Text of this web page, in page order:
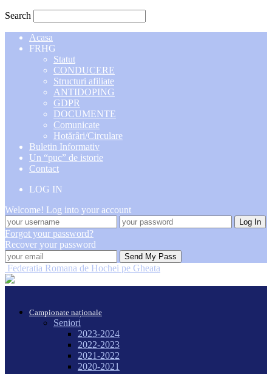
Search
Acasa
FRHG
Statut
CONDUCERE
Structuri afiliate
ANTIDOPING
GDPR
DOCUMENTE
Comunicate
Hotărâri/Circulare
Buletin Informativ
Un “puc” de istorie
Contact
LOG IN
Welcome! Log into your account
Forgot your password?
Recover your password
Federatia Romana de Hochei pe Gheata
Campionate naționale
Seniori
2023-2024
2022-2023
2021-2022
2020-2021